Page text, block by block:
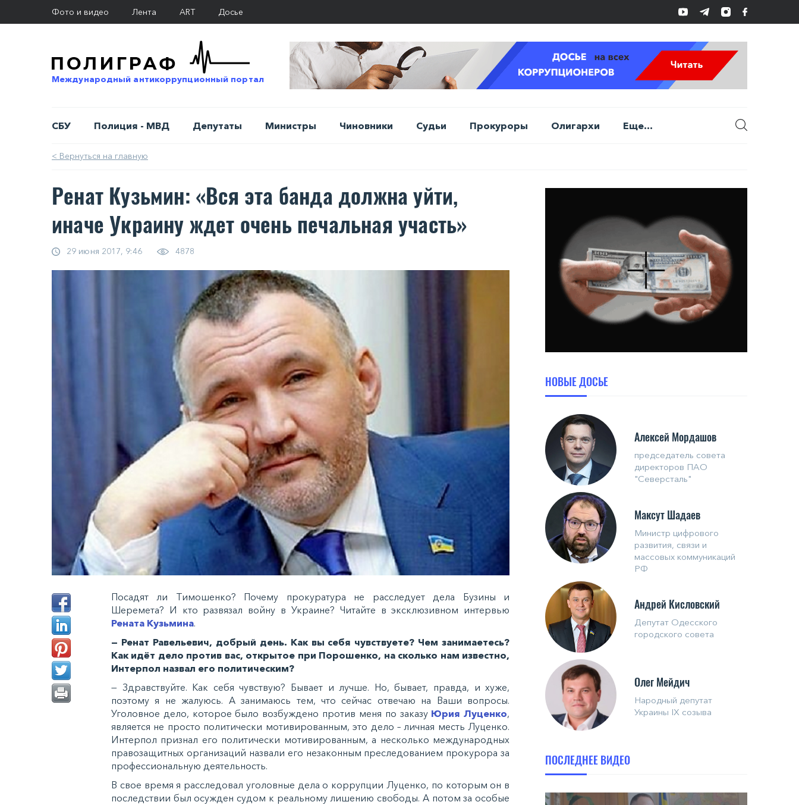
Фото и видео Лента ART Досье
Международный антикоррупционный портал
СБУ Полиция - МВД Депутаты Министры Чиновники Судьи Прокуроры Олигархи Еще...
< Вернуться на главную
Ренат Кузьмин: «Вся эта банда должна уйти,
иначе Украину ждет очень печальная участь»
29 июня 2017, 9:46 4878
Посадят ли Тимошенко? Почему прокуратура не расследует дела Бузины и
Шеремета? И кто развязал войну в Украине? Читайте в эксклюзивном интервью
Рената Кузьмина.
— Ренат Равельевич, добрый день. Как вы себя чувствуете? Чем занимаетесь?
Как идёт дело против вас, открытое при Порошенко, на сколько нам известно,
Интерпол назвал его политическим?
— Здравствуйте. Как себя чувствую? Бывает и лучше. Но, бывает, правда, и хуже,
поэтому я не жалуюсь. А занимаюсь тем, что сейчас отвечаю на Ваши вопросы.
Уголовное дело, которое было возбуждено против меня по заказу Юрия Луценко,
является не просто политически мотивированным, это дело – личная месть Луценко.
Интерпол признал его политически мотивированным, а несколько международных
правозащитных организаций назвали его незаконным преследованием прокурора за
профессиональную деятельность.
В свое время я расследовал уголовные дела о коррупции Луценко, по которым он в
последствии был осужден судом к реальному лишению свободы. А потом за особые
НОВЫЕ ДОСЬЕ
Алексей Мордашов
председатель совета
директоров ПАО
"Северсталь"
Максут Шадаев
Министр цифрового
развития, связи и
массовых коммуникаций
РФ
Андрей Кисловский
Депутат Одесского
городского совета
Олег Мейдич
Народный депутат
Украины IX созыва
ПОСЛЕДНЕЕ ВИДЕО